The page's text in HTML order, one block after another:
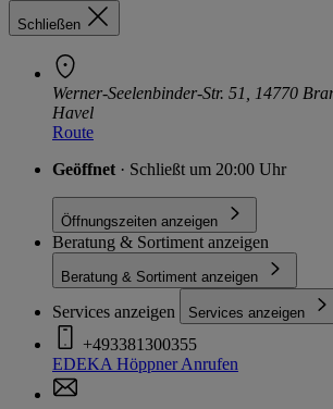
Schließen
Werner-Seelenbinder-Str. 51, 14770
Havel
Route
Geöffnet · Schließt um 20:00 Uhr
Öffnungszeiten anzeigen
Beratung & Sortiment anzeigen
Beratung & Sortiment anzeigen
Services anzeigen Services anzeigen
+493381300355
EDEKA HöppnerAnrufen